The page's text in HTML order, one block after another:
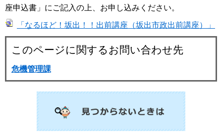
座申込書」にご記入の上、お申し込みください。
「なるほど！坂出！！出前講座（坂出市政出前講座）」
このページに関するお問い合わせ先
危機管理課